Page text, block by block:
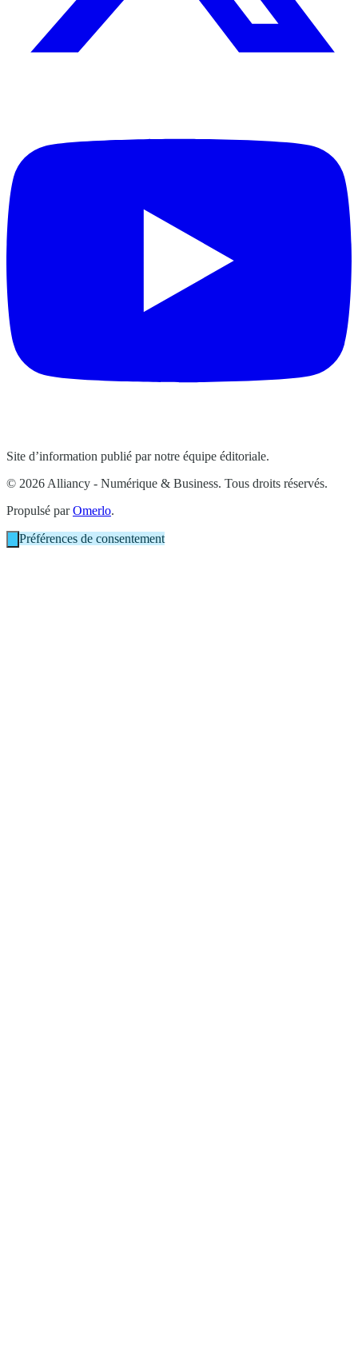
Site d’information publié par notre équipe éditoriale.
© 2026 Alliancy - Numérique & Business. Tous droits réservés.
Propulsé parOmerlo.
Préférences de consentement